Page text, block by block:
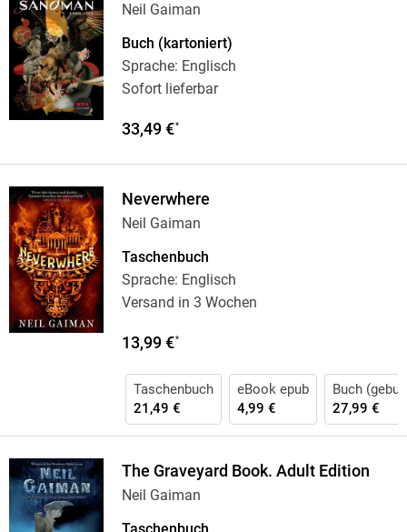
Neil Gaiman
Buch (kartoniert)
Sprache: Englisch
Sofort lieferbar
33,49 €*
Neverwhere
Neil Gaiman
Taschenbuch
Sprache: Englisch
Versand in 3 Wochen
13,99 €*
Taschenbuch
21,49 €
eBook epub
4,99 €
Buch
27,99 €
The Graveyard Book. Adult Edition
Neil Gaiman